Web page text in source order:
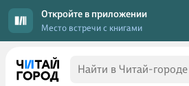
Откройте в приложении
Место встречи с книгами